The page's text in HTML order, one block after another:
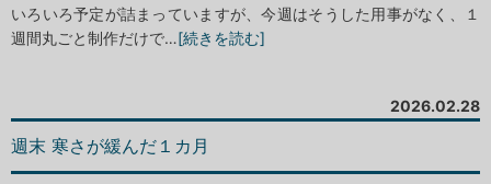
いろいろ予定が詰まっていますが、今週はそうした用事がなく、１
週間丸ごと制作だけで…[続きを読む]
2026.02.28
週末 寒さが緩んだ１カ月